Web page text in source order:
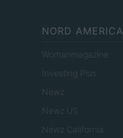
NORD AMERICA
Womanmagazine
Investing Plus
Newz
Newz US
Newz California